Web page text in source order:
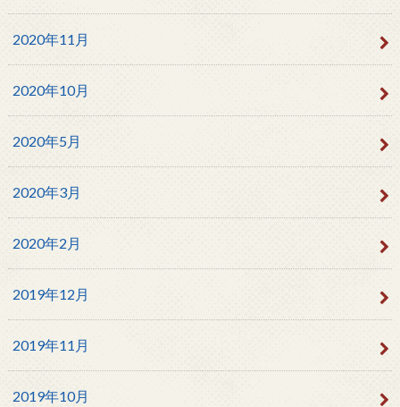
2020年11月
2020年10月
2020年5月
2020年3月
2020年2月
2019年12月
2019年11月
2019年10月